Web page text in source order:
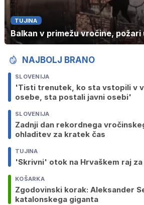
TUJINA
Balkan v primežu vročine,
NAJBOLJ BRANO
SLOVENIJA
'Tisti trenutek, ko sta vstopili v
osebe, sta postali javni osebi'
SLOVENIJA
Zadnji dan rekordnega
ohladitev za kratek čas
TUJINA
'Skrivni' otok na Hrvaškem raj
KOŠARKA
Zgodovinski korak: Aleksander
katalonskega giganta